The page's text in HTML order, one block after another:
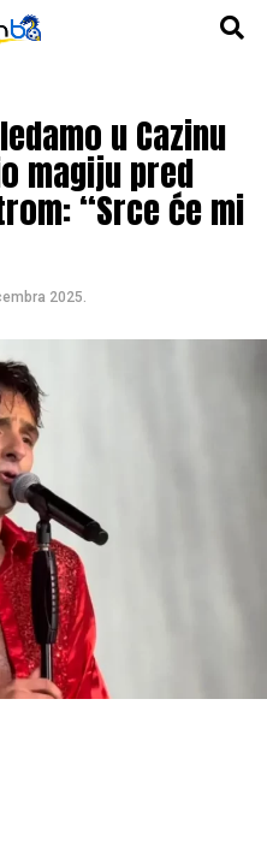
u Cazinu
magiju pred
“Srce će mi
2025.